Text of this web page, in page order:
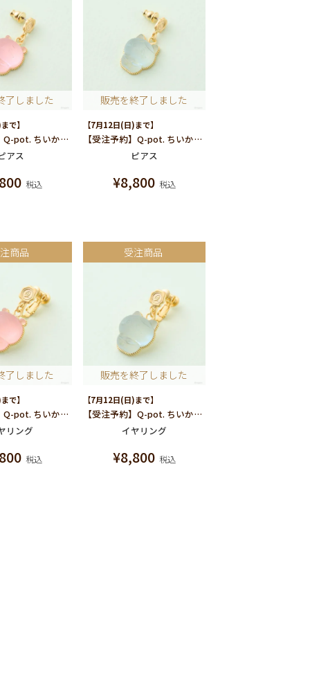
了しました
で】
【受注予約】Q-pot. ちいかわ パートドゥフリュイ ピアス (ちいかわ)/片耳売り
アス
税込
販売を終了しました
【7月12日(日)まで】
【受注予約】Q-pot. ちいかわ パートドゥフリュイ ピアス (ハチワレ)/片耳売り
ピアス
¥8,800 税込
商品
了しました
で】
【受注予約】Q-pot. ちいかわ パートドゥフリュイ イヤリング (ちいかわ)/片耳売り
リング
税込
受注商品
販売を終了しました
【7月12日(日)まで】
【受注予約】Q-pot. ちいかわ パートドゥフリュイ イヤリング (ハチワレ)/片耳売り
イヤリング
¥8,800 税込